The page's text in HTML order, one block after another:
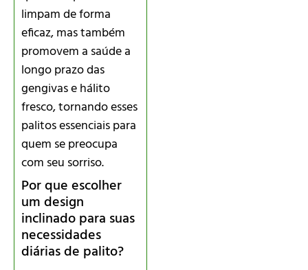
limpam de forma
eficaz, mas também
promovem a saúde a
longo prazo das
gengivas e hálito
fresco, tornando esses
palitos essenciais para
quem se preocupa
com seu sorriso.
Por que escolher
um design
inclinado para suas
necessidades
diárias de palito?